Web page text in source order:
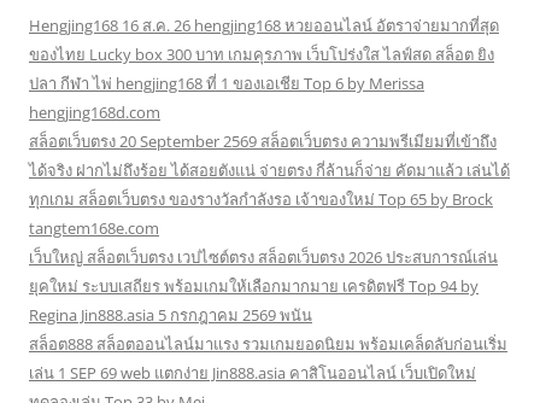
Hengjing168 16 ส.ค. 26 hengjing168 หวยออนไลน์ อัตราจ่ายมากที่สุด
ของไทย Lucky box 300 บาท เกมคุรภาพ เว็บโปร่งใส ไลฟ์สด สล็อต ยิง
ปลา กีฬา ไพ่ hengjing168 ที่ 1 ของเอเชีย Top 6 by Merissa
hengjing168d.com
สล็อตเว็บตรง 20 September 2569 สล็อตเว็บตรง ความพรีเมียมที่เข้าถึง
ได้จริง ฝากไม่ถึงร้อย ได้สอยตังแน่ จ่ายตรง กี่ล้านก็จ่าย คัดมาแล้ว เล่นได้
ทุกเกม สล็อตเว็บตรง ของรางวัลกำลังรอ เจ้าของใหม่ Top 65 by Brock
tangtem168e.com
เว็บใหญ่ สล็อตเว็บตรง เวปไซต์ตรง สล็อตเว็บตรง 2026 ประสบการณ์เล่น
ยุคใหม่ ระบบเสถียร พร้อมเกมให้เลือกมากมาย เครดิตฟรี Top 94 by
Regina Jin888.asia 5 กรกฎาคม 2569 พนัน
สล็อต888 สล็อตออนไลน์มาแรง รวมเกมยอดนิยม พร้อมเคล็ดลับก่อนเริ่ม
เล่น 1 SEP 69 web แตกง่าย Jin888.asia คาสิโนออนไลน์ เว็บเปิดใหม่